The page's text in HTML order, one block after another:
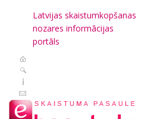
Latvijas skaistumkopšanas
nozares informācijas
portāls